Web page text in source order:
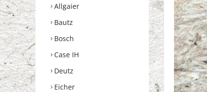
Allgaier
Bautz
Bosch
Case IH
Deutz
Eicher